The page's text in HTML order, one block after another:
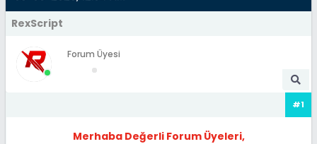
RexScript
Forum Üyesi
#1
Merhaba Değerli Forum Üyeleri,